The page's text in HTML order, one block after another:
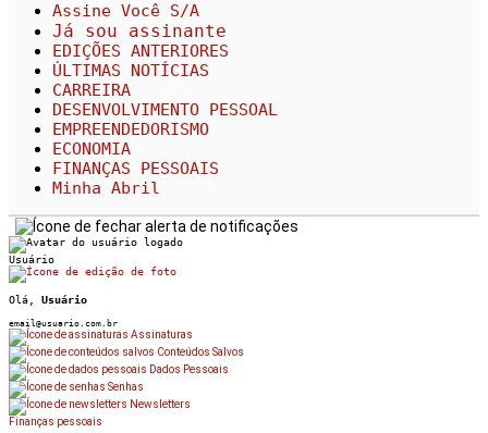
Assine Você S/A
Já sou assinante
EDIÇÕES ANTERIORES
ÚLTIMAS NOTÍCIAS
CARREIRA
DESENVOLVIMENTO PESSOAL
EMPREENDEDORISMO
ECONOMIA
FINANÇAS PESSOAIS
Minha Abril
Usuário
Olá, Usuário
email@usuario.com.br
Assinaturas
Conteúdos Salvos
Dados Pessoais
Senhas
Newsletters
Finanças pessoais